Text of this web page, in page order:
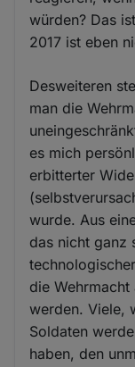
würden? Das
2017 ist eben
Desweiteren
man die
es mich
erbitterter
wurde. Aus
das nicht ganz
die
werden. Viele,
Soldaten
haben, den